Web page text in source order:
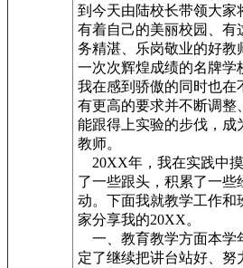
到今天由陆校长带领大家
有着自己的美丽校园、有
务精湛、乐岗敬业的好教
一次次辉煌成绩的名牌学
我在感到骄傲的同时也在
有更高的要求并不断调整
能跟得上实验的步伐，成
教师。
20XX年，我在实践中
了一些跟头，积累了一些
动。下面我就教学工作和
家分享我的20XX。
一、教育教学方面本学
定了继续把讲台站好、努